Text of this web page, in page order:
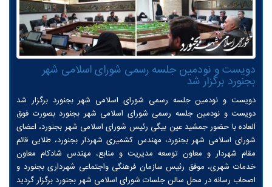
دویست و نودمین جلسه رسمی شورای اسلامی شهر
بجنورد برگزار شد
دویست و نودمین جلسه رسمی شورای اسلامی شهر بجنورد برگزار شد
دویست و نودمین جلسه رسمی شورای اسلامی شهر بجنورد بصورت فوق
العاده با حضور جمشید عین بیگی رئیس شورای اسلامی شهر بجنورد، اعضای
شورای اسلامی شهر بجنورد، مهندس کشمیری شهردار بجنورد، طلایی قائم
مقام شهردار و معاون توسعه مدیریت و منابع، مهندس شادکام معاون
خدمات شهری، موفق رئیس سازمان فرهنگی واجتماعی شهرداری بجنورد و
اصحاب رسانه در محل سالن جلسات شورای اسلامی شهر بجنورد برگزار گردید